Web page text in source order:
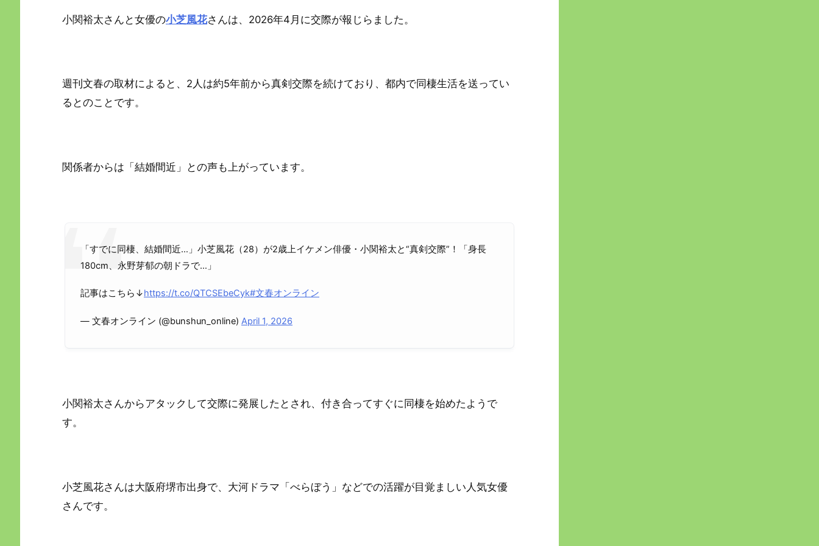
小関裕太さんと女優の小芝風花さんは、2026年4月に交際が報じらました。
週刊文春の取材によると、2人は約5年前から真剣交際を続けており、都内で同棲生活を送ってい
るとのことです。
関係者からは「結婚間近」との声も上がっています。
「すでに同棲、結婚間近…」小芝風花（28）が2歳上イケメン俳優・小関裕太と“真剣交際”！「身長
180cm、永野芽郁の朝ドラで…」
記事はこちら↓https://t.co/QTCSEbeCyk#文春オンライン
— 文春オンライン (@bunshun_online) April 1, 2026
小関裕太さんからアタックして交際に発展したとされ、付き合ってすぐに同棲を始めたようで
す。
小芝風花さんは大阪府堺市出身で、大河ドラマ「べらぼう」などでの活躍が目覚ましい人気女優
さんです。